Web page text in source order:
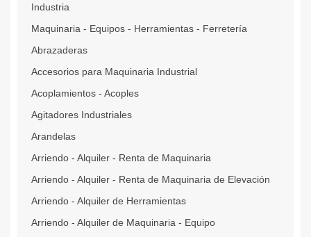
Industria
Maquinaria - Equipos - Herramientas - Ferretería
Abrazaderas
Accesorios para Maquinaria Industrial
Acoplamientos - Acoples
Agitadores Industriales
Arandelas
Arriendo - Alquiler - Renta de Maquinaria
Arriendo - Alquiler - Renta de Maquinaria de Elevación
Arriendo - Alquiler de Herramientas
Arriendo - Alquiler de Maquinaria - Equipo